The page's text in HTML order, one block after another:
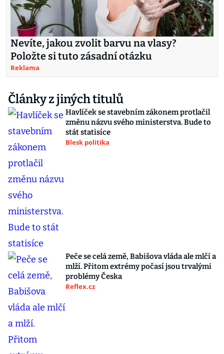
Nevíte, jakou zvolit barvu na vlasy?
Položte si tuto zásadní otázku
Reklama
Články z jiných titulů
Havlíček se stavebním zákonem protlačil
změnu názvu svého ministerstva. Bude to
stát statisíce
Blesk politika
Peče se celá země, Babišova vláda ale mlčí a
mlží. Přitom extrémy počasí jsou trvalými
problémy Česka
Reflex.cz